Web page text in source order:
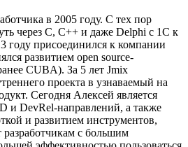
в 2005 году. С тех пор
через C, C++ и даже Delphi с 1С к
году присоединился к компании
развитием open source-
CUBA). За 5 лет Jmix
проекта в узнаваемый на
Сегодня Алексей является
и DevRel-направлений, а также
и развитием инструментов,
разработчикам с большим